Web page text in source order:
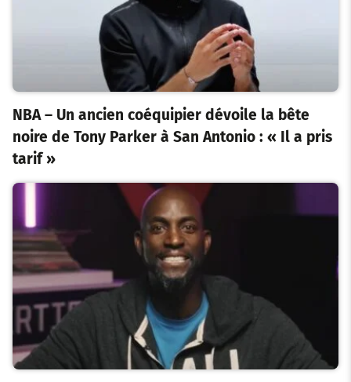
NBA – Un ancien coéquipier dévoile la bête
noire de Tony Parker à San Antonio : « Il a pris
tarif »